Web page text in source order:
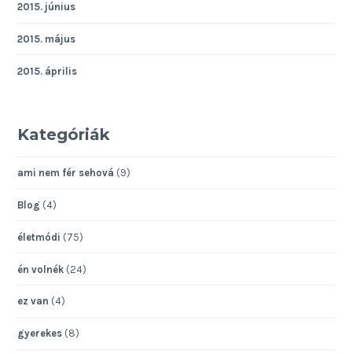
2015. június
2015. május
2015. április
Kategóriák
ami nem fér sehová (9)
Blog (4)
életmódi (75)
én volnék (24)
ez van (4)
gyerekes (8)